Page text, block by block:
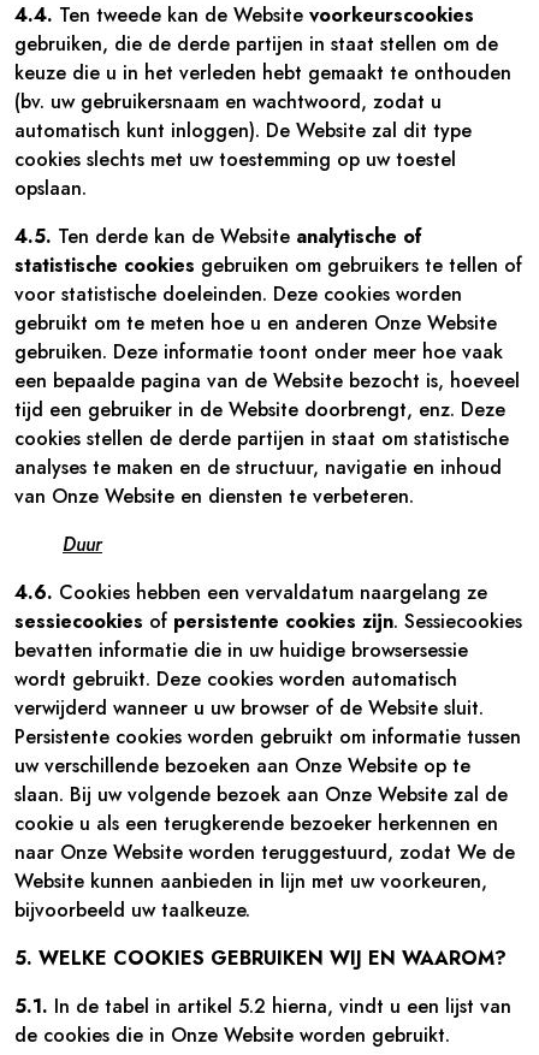
4.4. Ten tweede kan de Website voorkeurscookies
gebruiken, die de derde partijen in staat stellen om de
keuze die u in het verleden hebt gemaakt te onthouden
(bv. uw gebruikersnaam en wachtwoord, zodat u
automatisch kunt inloggen). De Website zal dit type
cookies slechts met uw toestemming op uw toestel
opslaan.
4.5. Ten derde kan de Website analytische of
statistische cookies gebruiken om gebruikers te tellen of
voor statistische doeleinden. Deze cookies worden
gebruikt om te meten hoe u en anderen Onze Website
gebruiken. Deze informatie toont onder meer hoe vaak
een bepaalde pagina van de Website bezocht is, hoeveel
tijd een gebruiker in de Website doorbrengt, enz. Deze
cookies stellen de derde partijen in staat om statistische
analyses te maken en de structuur, navigatie en inhoud
van Onze Website en diensten te verbeteren.
Duur
4.6. Cookies hebben een vervaldatum naargelang ze
sessiecookies of persistente cookies zijn. Sessiecookies
bevatten informatie die in uw huidige browsersessie
wordt gebruikt. Deze cookies worden automatisch
verwijderd wanneer u uw browser of de Website sluit.
Persistente cookies worden gebruikt om informatie tussen
uw verschillende bezoeken aan Onze Website op te
slaan. Bij uw volgende bezoek aan Onze Website zal de
cookie u als een terugkerende bezoeker herkennen en
naar Onze Website worden teruggestuurd, zodat We de
Website kunnen aanbieden in lijn met uw voorkeuren,
bijvoorbeeld uw taalkeuze.
5. WELKE COOKIES GEBRUIKEN WIJ EN WAAROM?
5.1. In de tabel in artikel 5.2 hierna, vindt u een lijst van
de cookies die in Onze Website worden gebruikt.